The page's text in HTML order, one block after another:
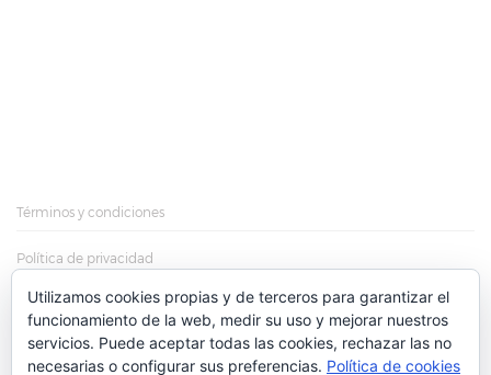
Términos y condiciones
Política de privacidad
Política de cookies
Más información sobre las cookies
Utilizamos cookies propias y de terceros para garantizar el
funcionamiento de la web, medir su uso y mejorar nuestros
servicios. Puede aceptar todas las cookies, rechazar las no
necesarias o configurar sus preferencias. Política de cookies